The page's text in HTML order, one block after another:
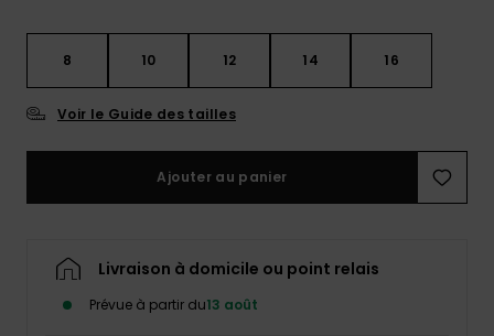
contact.
Consulter
la FAQ
8 10 12 14 16
Voir le Guide des tailles
Ajouter au panier
Livraison à domicile ou point relais
Prévue à partir du13 août